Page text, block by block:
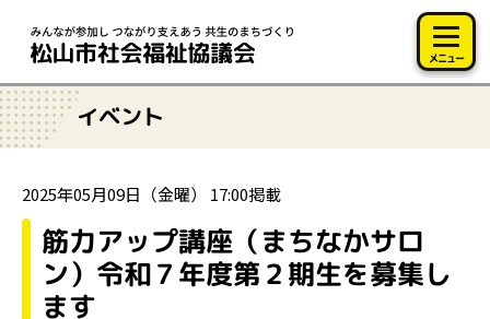
メニュー
イベント
2025年05月09日（金曜） 17:00掲載
筋力アップ講座（まちなかサロ
ン）令和７年度第２期生を募集し
ます